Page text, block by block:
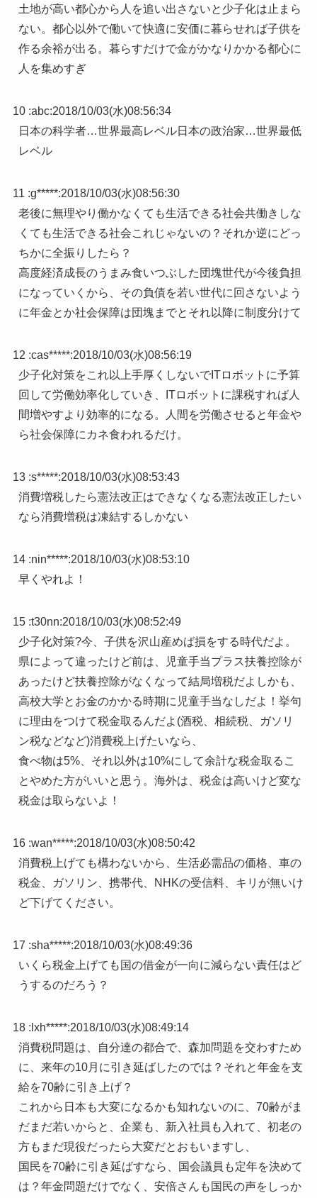
土地が高い都心から人を追い出さないと少子化は止まら
ない。都心以外で働いて快適に安価に暮らせれば子供を
作る余裕が出る。暮らすだけで金がかなりかかる都心に
人を集めすぎ
10 :abc:2018/10/03(水)08:56:34
日本の科学者…世界最高レベル日本の政治家…世界最低
レベル
11 :g*****:2018/10/03(水)08:56:30
老後に無理やり働かなくても生活できる社会共働きしな
くても生活できる社会これじゃないの？それか逆にどっ
ちかに全振りしたら？
高度経済成長のうまみ食いつぶした団塊世代が今後負担
になっていくから、その負債を若い世代に回さないよう
に年金とか社会保障は団塊までとそれ以降に制度分けて
12 :cas*****:2018/10/03(水)08:56:19
少子化対策をこれ以上手厚くしないでITロボットに予算
回して労働効率化していき、ITロボットに課税すれば人
間増やすより効率的になる。人間を労働させると年金や
ら社会保障にカネ食われるだけ。
13 :s*****:2018/10/03(水)08:53:43
消費増税したら憲法改正はできなくなる憲法改正したい
なら消費増税は凍結するしかない
14 :nin*****:2018/10/03(水)08:53:10
早くやれよ！
15 :t30nn:2018/10/03(水)08:52:49
少子化対策?今、子供を沢山産めば損をする時代だよ。
県によって違ったけど前は、児童手当プラス扶養控除が
あったけど扶養控除がなくなって結局増税だよしかも、
高校大学とお金のかかる時期に児童手当なしだよ！挙句
に理由をつけて税金取るんだよ(酒税、相続税、ガソリ
ン税などなど)消費税上げたいなら、
食べ物は5%、それ以外は10%にして余計な税金取るこ
とやめた方がいいと思う。海外は、税金は高いけど変な
税金は取らないよ！
16 :wan*****:2018/10/03(水)08:50:42
消費税上げても構わないから、生活必需品の価格、車の
税金、ガソリン、携帯代、NHKの受信料、キリが無いけ
ど下げてください。
17 :sha*****:2018/10/03(水)08:49:36
いくら税金上げても国の借金が一向に減らない責任はど
うするのだろう？
18 : lxh*****:2018/10/03(水)08:49:14
消費税問題は、自分達の都合で、森加問題を交わすため
に、来年の10月に引き延ばしたのでは？それと年金を支
給を70齢に引き上げ？
これから日本も大変になるかも知れないのに、70齢がま
だまだ若いからと、企業も、新入社員も入れて、初老の
方もまだ現役だったら大変だとおもいますし、
国民を70齢に引き延ばすなら、国会議員も定年を決めて
は？年金問題だけでなく、安倍さんも国民の声をしっか